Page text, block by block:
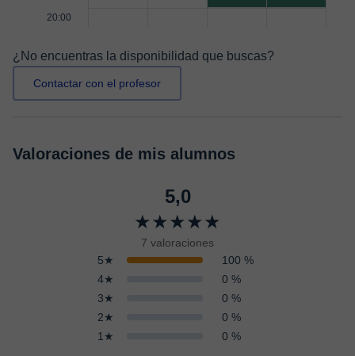
20:00
¿No encuentras la disponibilidad que buscas?
Contactar con el profesor
Valoraciones de mis alumnos
5,0
★★★★★
7 valoraciones
5★
100 %
4★
0 %
3★
0 %
2★
0 %
1★
0 %